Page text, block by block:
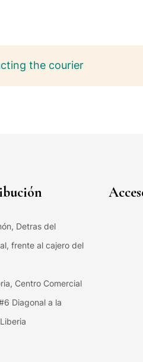
the courier
Detras del
frente al cajero del
Centro Comercial
Diagonal a la